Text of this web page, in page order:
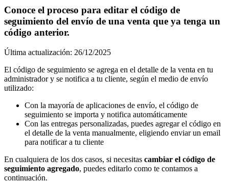
Conoce el proceso para editar el código de
seguimiento del envío de una venta que ya tenga un
código anterior.
Última actualización: 26/12/2025
El código de seguimiento se agrega en el detalle de la venta en tu
administrador y se notifica a tu cliente, según el medio de envío
utilizado:
Con la mayoría de aplicaciones de envío, el código de
seguimiento se importa y notifica automáticamente
Con las entregas personalizadas, puedes agregar el código en
el detalle de la venta manualmente, eligiendo enviar un email
para notificar a tu cliente
En cualquiera de los dos casos, si necesitas cambiar el código de
seguimiento agregado, puedes editarlo como te contamos a
continuación.